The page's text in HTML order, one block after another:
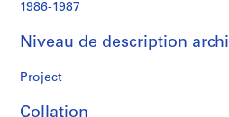
é
i
1986-1987
Niveau de description
Project
Collation